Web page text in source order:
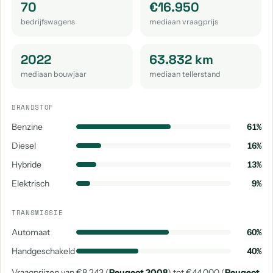
Peugeot E-3008
aantal: 1
Peugeot E-Partner Peugeot Rcz
aantal: 1
70
bedrijfswagens
€16.950
mediaan vraagprijs
2022
mediaan bouwjaar
63.832 km
mediaan tellerstand
BRANDSTOF
Benzine
61%
Diesel
16%
Hybride
13%
Elektrisch
9%
TRANSMISSIE
Automaat
60%
Handgeschakeld
40%